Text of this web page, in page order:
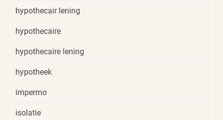
hypothecair lening
hypothecaire
hypothecaire lening
hypotheek
impermo
isolatie